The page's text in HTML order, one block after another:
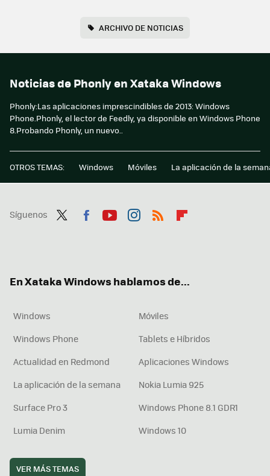
ARCHIVO DE NOTICIAS
Noticias de Phonly en Xataka Windows
Phonly:Las aplicaciones imprescindibles de 2013: Windows
Phone.Phonly, el lector de Feedly, ya disponible en Windows Phone
8.Probando Phonly, un nuevo..
OTROS TEMAS: Windows Móviles La aplicación de la
Síguenos
En Xataka Windows hablamos de...
Windows
Móviles
Windows Phone
Tablets e Híbridos
Actualidad en Redmond
Aplicaciones Windows
La aplicación de la semana
Nokia Lumia 925
Surface Pro 3
Windows Phone 8.1 GDR1
Lumia Denim
Windows 10
VER MÁS TEMAS